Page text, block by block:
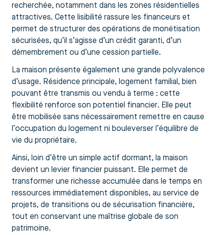
recherchée, notamment dans les zones résidentielles
attractives. Cette lisibilité rassure les financeurs et
permet de structurer des opérations de monétisation
sécurisées, qu’il s’agisse d’un crédit garanti, d’un
démembrement ou d’une cession partielle.
La maison présente également une grande polyvalence
d’usage. Résidence principale, logement familial, bien
pouvant être transmis ou vendu à terme : cette
flexibilité renforce son potentiel financier. Elle peut
être mobilisée sans nécessairement remettre en cause
l’occupation du logement ni bouleverser l’équilibre de
vie du propriétaire.
Ainsi, loin d’être un simple actif dormant, la maison
devient un levier financier puissant. Elle permet de
transformer une richesse accumulée dans le temps en
ressources immédiatement disponibles, au service de
projets, de transitions ou de sécurisation financière,
tout en conservant une maîtrise globale de son
patrimoine.